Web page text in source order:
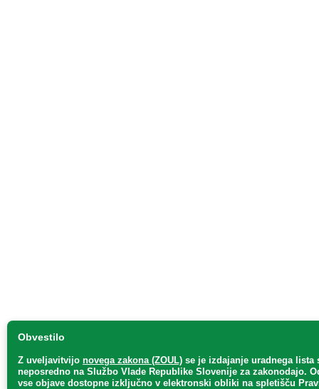
Obvestilo
Z uveljavitvijo novega zakona (ZOUL) se je izdajanje uradnega lista
neposredno na Službo Vlade Republike Slovenije za zakonodajo.
vse objave dostopne izključno v elektronski obliki na spletišču